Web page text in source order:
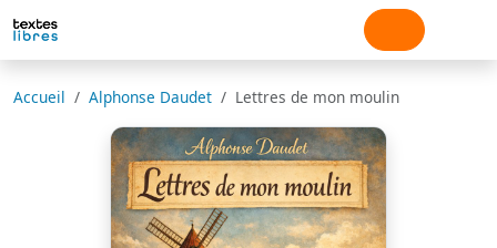
Accueil Alphonse Daudet Lettres de mon moulin